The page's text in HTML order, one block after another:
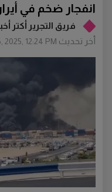
فريق التجرير أكتر
أخر تحديث 2025, 12:24 PM
انفجار ضخم في